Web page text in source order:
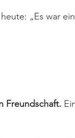
„Es war
Freundschaft.